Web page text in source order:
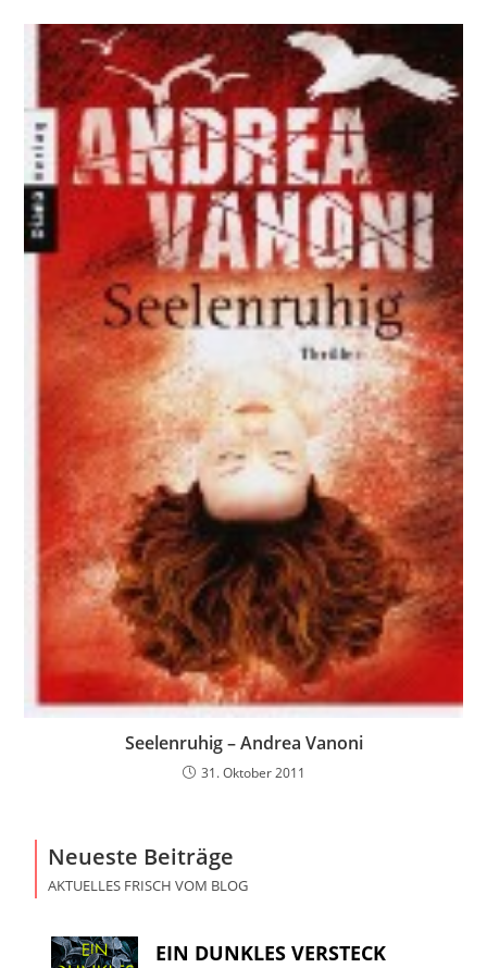
Seelenruhig – Andrea Vanoni
31. Oktober 2011
Neueste Beiträge
AKTUELLES FRISCH VOM BLOG
EIN DUNKLES VERSTECK